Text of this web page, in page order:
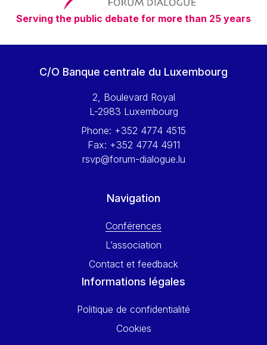
Vítor Manuel da Silva Caldeira
Viviane Reding
Walter Hagg
Wolfgang Ketterle
Yossi Beillin
Yves FRANCHET
Serving the public debate for more than 25 years
C/O Banque centrale du Luxembourg
2, Boulevard Royal
L-2983 Luxembourg
Phone: +352 4774 4515
Fax: +352 4774 4911
rsvp@forum-dialogue.lu
Navigation
Conférences
L’association
Contact et feedback
Informations légales
Politique de confidentialité
Cookies